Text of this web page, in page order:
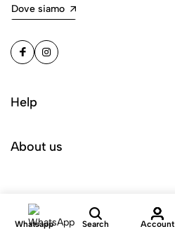
Dove siamo
Help
About us
Whatsapp Search Account